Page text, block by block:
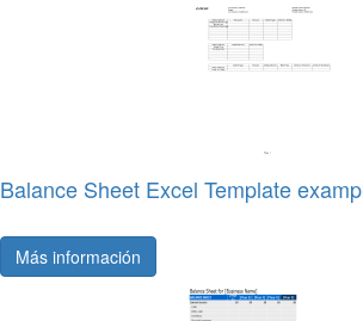
Balance Sheet Excel Template
Más información